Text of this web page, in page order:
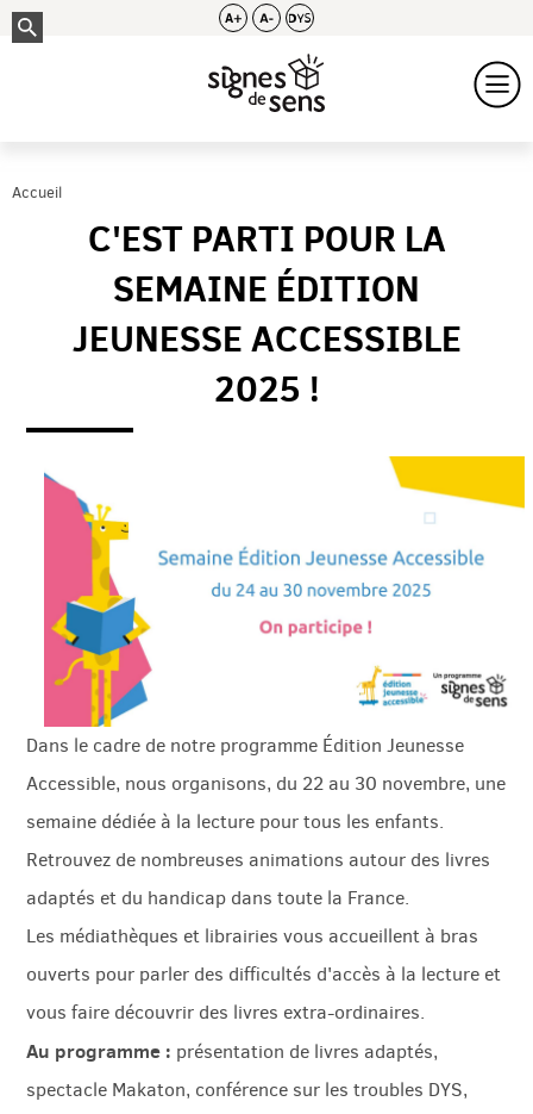
Accueil
C'EST PARTI POUR LA
SEMAINE ÉDITION
JEUNESSE ACCESSIBLE
2025 !
Dans le cadre de notre programme Édition Jeunesse
Accessible, nous organisons, du 22 au 30 novembre, une
semaine dédiée à la lecture pour tous les enfants.
Retrouvez de nombreuses animations autour des livres
adaptés et du handicap dans toute la France.
Les médiathèques et librairies vous accueillent à bras
ouverts pour parler des difficultés d'accès à la lecture et
vous faire découvrir des livres extra-ordinaires.
Au programme : présentation de livres adaptés,
spectacle Makaton, conférence sur les troubles DYS,